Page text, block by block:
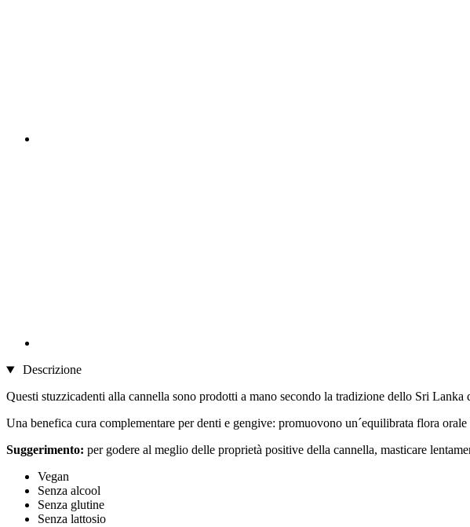
Descrizione
Questi stuzzicadenti alla cannella sono prodotti a mano secondo la tradizione dello Sri Lanka
Una benefica cura complementare per denti e gengive: promuovono un´equilibrata flora
Suggerimento: per godere al meglio delle proprietà positive della cannella, masticare
Vegan
Senza alcool
Senza glutine
Senza lattosio